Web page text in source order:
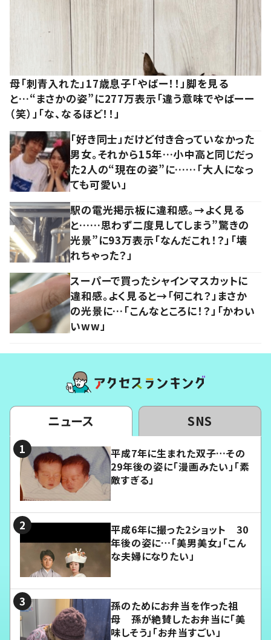
母「刺青入れた」17歳息子「やばー！！」脚を見る
と…“まさかの姿”に277万表示「違う意味でやばーー
（笑）」「な、なるほど！！」
「好き同士」だけど付き合っていなかった
男女。それから15年…小中高と同じだっ
た2人の“現在の姿”に……「大人になっ
ても可愛い」
駅の電光掲示板に違和感。→よく見る
と……思わず二度見してしまう”驚きの
光景”に93万表示「なんだこれ！？」「壊
れちゃった？」
スーパーで買ったシャインマスカットに
違和感。よく見ると→「何これ？」まさか
の光景に…「こんなところに！？」「かわい
いww」
ニュース SNS
平成7年に生まれた双子…その
29年後の姿に「漫画みたい」「素
敵すぎる」
平成6年に撮った2ショット 30
年後の姿に…「美男美女」「こん
な夫婦になりたい」
孫のためにお弁当を作った祖
母 孫が絶賛したお弁当に「美
味しそう」「お弁当すごい」